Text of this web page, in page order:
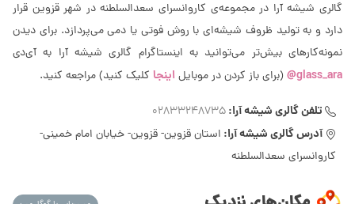
گالری شیشه آرا در مجموعه‌ی کاروانسرای سعدالسلطنه در شهر قزوین قرار
دارد و به تولید ظروف شیشه‌ای با روش فوتی یا دمی می‌پردازد. برای دیدن
نمونه‌کارهای بیش‌تر می‌توانید به اینستاگرام گالری شیشه آرا به آی‌دی
glass_ara@ (برای باز کردن در موبایل اینجا کلیک کنید) مراجعه کنید.
تلفن گالری شیشه آرا:02833248735
آدرس گالری شیشه آرا: استان قزوین- قزوین- خیابان امام خمینی-
کاروانسرای سعدالسلطنه